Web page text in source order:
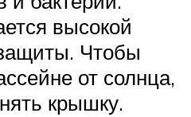
высокой
Чтобы
от солнца,
крышку.